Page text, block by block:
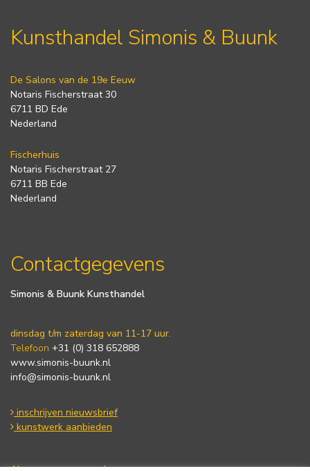
Kunsthandel Simonis & Buunk
De Salons van de 19e Eeuw
Notaris Fischerstraat 30
6711 BD Ede
Nederland
Fischerhuis
Notaris Fischerstraat 27
6711 BB Ede
Nederland
Contactgegevens
Simonis & Buunk Kunsthandel
dinsdag t/m zaterdag van 11-17 uur.
Telefoon +31 (0) 318 652888
www.simonis-buunk.nl
info@simonis-buunk.nl
inschrijven nieuwsbrief
kunstwerk aanbieden